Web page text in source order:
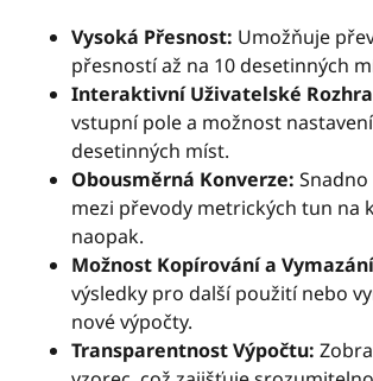
Vysoká Přesnost: Umožňuje
přesností až na 10 desetinných
Interaktivní Uživatelské
vstupní pole a možnost
desetinných míst.
Obousměrná Konverze:
mezi převody metrických tun na
naopak.
Možnost Kopírování a
výsledky pro další použití nebo
nové výpočty.
Transparentnost Výpočtu: